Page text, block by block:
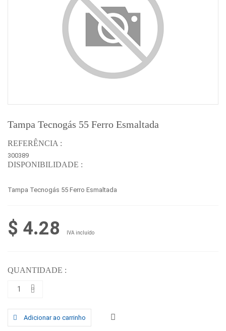
Tampa Tecnogás 55 Ferro Esmaltada
REFERÊNCIA :
300389
DISPONIBILIDADE :
Tampa Tecnogás 55 Ferro Esmaltada
$ 4.28 IVA incluído
QUANTIDADE :
Adicionar ao carrinho